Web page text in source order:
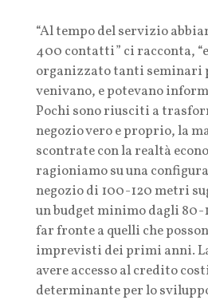
“Al tempo del servizio
400 contatti” ci racconta,
organizzato tanti seminari
venivano, e potevano
Pochi sono riusciti a
negozio vero e proprio, la
scontrate con la realtà
ragioniamo su una
negozio di 100-120 metri
un budget minimo dagli
far fronte a quelli che
imprevisti dei primi anni.
avere accesso al credito
determinante per lo